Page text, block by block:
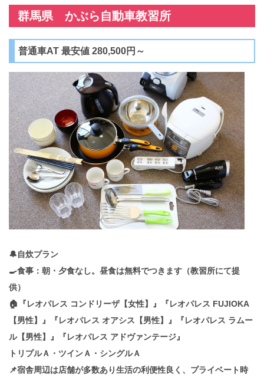
群馬県 かぶら自動車教習所
普通車AT 最安値 280,500円～
🔔自炊プラン
🍳食事：朝・夕食なし。昼食は無料でつきます（教習所にて提
供）
🏠『レオパレス コンドリーザ【女性】』『レオパレス FUJIOKA
【男性】』『レオパレス オアシス【男性】』『レオパレス ラムー
ル【男性】』『レオパレス アドヴァンテージ』
トリプルＡ・ツインＡ・シングルＡ
📌宿舎周辺は店舗が多数あり生活の利便性良く、プライベート時